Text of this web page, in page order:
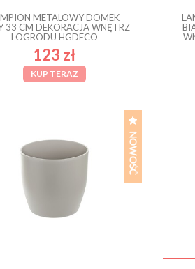
METALOWY DOMEK
33 CM DEKORACJA WNĘTRZ
I OGRODU HGDECO
123 zł
KUP TERAZ